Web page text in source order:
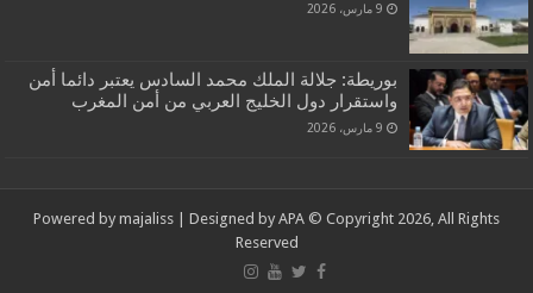
9 مارس، 2026
بوريطة: جلالة الملك محمد السادس يعتبر دائما أمن
واستقرار دول الخليج العربي من أمن المغرب
9 مارس، 2026
Powered by majaliss | Designed by APA © Copyright 2026, All Rights
Reserved